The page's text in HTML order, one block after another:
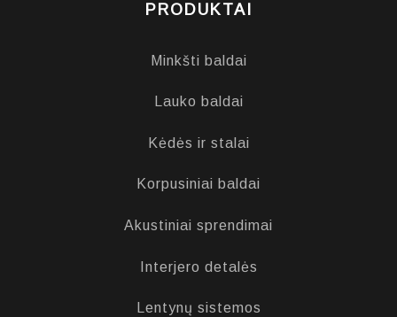
PRODUKTAI
Minkšti baldai
Lauko baldai
Kėdės ir stalai
Korpusiniai baldai
Akustiniai sprendimai
Interjero detalės
Lentynų sistemos